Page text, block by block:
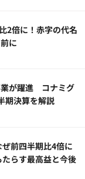
2倍に！赤字の代名
に
が躍進 コナミグ
期決算を解説
前四半期比4倍に
らす最高益と今後